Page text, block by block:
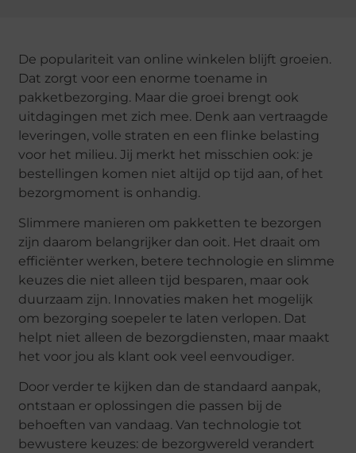
De populariteit van online winkelen blijft groeien.
Dat zorgt voor een enorme toename in
pakketbezorging. Maar die groei brengt ook
uitdagingen met zich mee. Denk aan vertraagde
leveringen, volle straten en een flinke belasting
voor het milieu. Jij merkt het misschien ook: je
bestellingen komen niet altijd op tijd aan, of het
bezorgmoment is onhandig.
Slimmere manieren om pakketten te bezorgen
zijn daarom belangrijker dan ooit. Het draait om
efficiënter werken, betere technologie en slimme
keuzes die niet alleen tijd besparen, maar ook
duurzaam zijn. Innovaties maken het mogelijk
om bezorging soepeler te laten verlopen. Dat
helpt niet alleen de bezorgdiensten, maar maakt
het voor jou als klant ook veel eenvoudiger.
Door verder te kijken dan de standaard aanpak,
ontstaan er oplossingen die passen bij de
behoeften van vandaag. Van technologie tot
bewustere keuzes: de bezorgwereld verandert